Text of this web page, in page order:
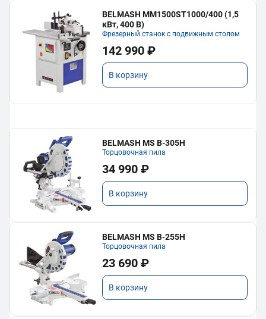
BELMASH MM1500ST1000/400 (1,5
кВт, 400 В)
Фрезерный станок с подвижным столом
142 990 ₽
В корзину
BELMASH MS B-305H
Торцовочная пила
34 990 ₽
В корзину
BELMASH MS B-255H
Торцовочная пила
23 690 ₽
В корзину